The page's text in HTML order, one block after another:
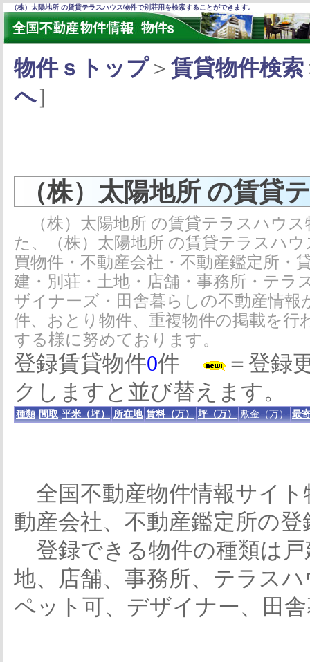
（株）太陽地所 の賃貸テラスハウス物件で別荘用を検索することができます。
物件ｓトップ＞ 賃貸物件検索
へ］
（株）太陽地所 の賃貸
（株）太陽地所 の賃貸テラスハウ
た、（株）太陽地所 の賃貸テラスハ
買物件・不動産会社・不動産鑑定所・
建・別荘・土地・店舗・事務所・テラ
ザイナーズ・田舎暮らしの不動産情
件、おとり物件、重複物件の掲載を
する様に努めております。
登録賃貸物件0件
＝登録
クしますと並び替えます。
種類 間取 平米（坪） 所在地 賃料（万） 坪（万） 敷金（万） 最
全国不動産物件情報サイト
動産会社、不動産鑑定所の
登録できる物件の種類は
地、店舗、事務所、テラス
ペット可、デザイナー、田